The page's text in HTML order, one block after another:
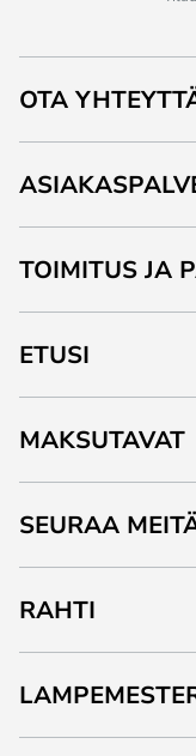
OTA
TOIMITUS JA
ETUSI
MAKSUTAVAT
SEURAA
RAHTI